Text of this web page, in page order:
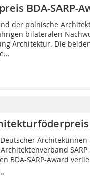
BDA-SARP-
der polnische
bilateralen
Architektur. Die
BDA-SARP-Award